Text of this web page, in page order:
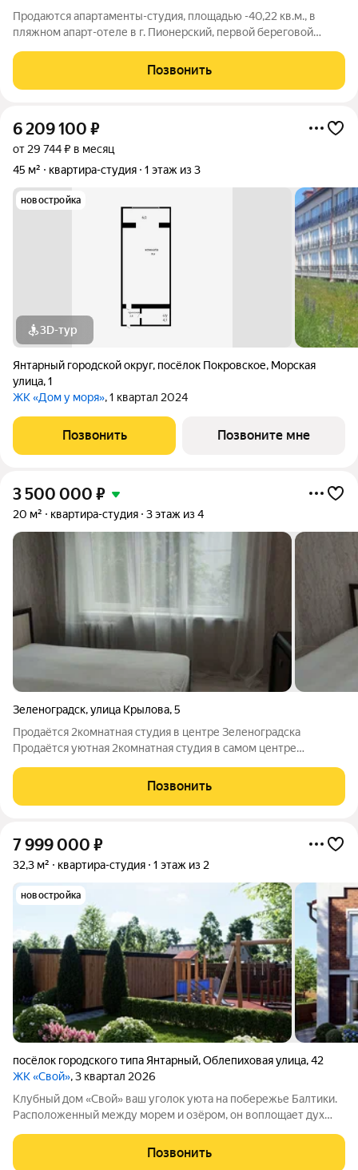
Продаются апартаменты-студия, площадью -40,22 кв.м., в
пляжном апарт-отеле в г. Пионерский, первой береговой
расположился на самом берегу курорта в фантастическом
месте, это поистине лучшие пляжные
Позвонить
6 209 100 ₽
от 29 744 ₽ в месяц
45 м²
квартира-студия 1 этаж из 3
новостройка
3D-тур
Янтарный городской округ, посёлок Покровское, Морская
улица,1
ЖК «Дом у моря», 1 квартал 2024
Позвонить Позвоните мне
3 500 000 ₽
20 м² квартира-студия 3 этаж из 4
Зеленоградск,улица Крылова,5
Продаётся 2комнатная студия в центре Зеленоградска
Продаётся уютная 2комнатная студия в самом центре
характеристики: Расположение: в 5 минутах от моря, напротив
ж/д вокзала. Дом: монолитный, 5
Позвонить
7 999 000 ₽
32,3 м² квартира-студия 1 этаж из 2
новостройка
посёлок городского типа Янтарный,Облепиховая улица,42
ЖК «Свой», 3 квартал 2026
Клубный дом «Свой» ваш уголок уюта на побережье Балтики.
Расположенный между морем и озёром, он воплощает дух
вдохновения. Проект создан архитектурной мастерской
Сергея Лебедихина. Дом
Позвонить